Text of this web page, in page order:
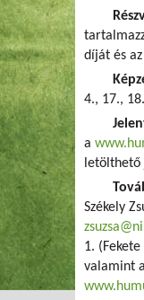
díját és
4., 17.,
a
letölthető
Székely
1.
valamint